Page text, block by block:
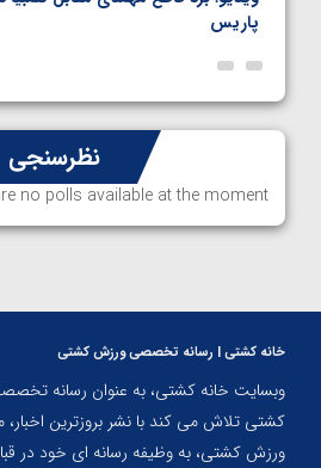
پاریس
نظرسنجی
no polls available at the moment.
خانه کشتی | رسانه تخصصی ورزش کشتی
وبسایت خانه کشتی، به عنوان رسانه
کشتی تلاش می کند با نشر بروزترین اخبار،
ورزش کشتی، به وظیفه رسانه ای خود در